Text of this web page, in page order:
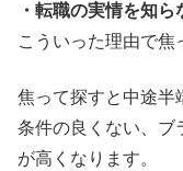
・転職の実情を知ら
こういった理由で焦
焦って探すと中途半
条件の良くない、ブ
が高くなります。